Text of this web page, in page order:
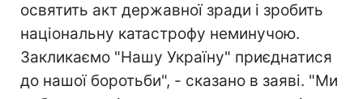
освятить акт державної зради і зробить
національну катастрофу неминучою.
Закликаємо "Нашу Україну" приєднатися
до нашої боротьби", - сказано в заяві. "Ми